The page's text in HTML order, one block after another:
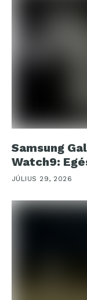
Samsung
Watch9:
JÚLIUS 29, 2026